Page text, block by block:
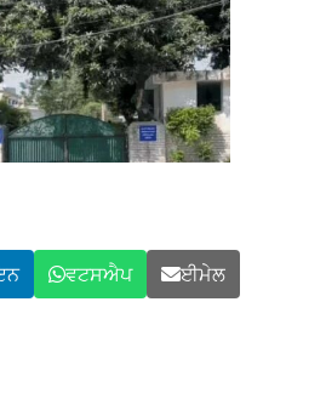
ਵਟਸਐਪ ਈਮੇਲ